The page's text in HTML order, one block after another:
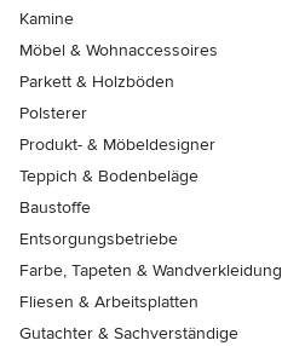
Kamine
Möbel & Wohnaccessoires
Parkett & Holzböden
Polsterer
Produkt- & Möbeldesigner
Teppich & Bodenbeläge
Baustoffe
Entsorgungsbetriebe
Farbe, Tapeten & Wandverkleidung
Fliesen & Arbeitsplatten
Gutachter & Sachverständige